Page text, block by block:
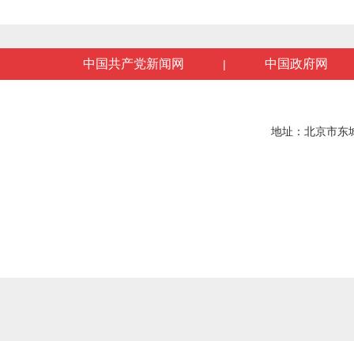
中国共产党新闻网 | 中国政府网
地址：北京市东